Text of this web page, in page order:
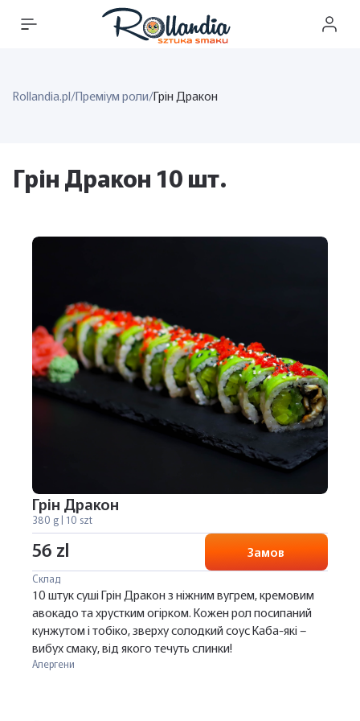
Rollandia.pl/Преміум роли/Грін Дракон
Грін Дракон 10 шт.
Грін Дракон
380 g | 10 szt
56 zl Замов
Склад
10 штук суші Грін Дракон з ніжним вугрем, кремовим
авокадо та хрустким огірком. Кожен рол посипаний
кунжутом і тобіко, зверху солодкий соус Каба-які –
вибух смаку, від якого течуть слинки!
Алергени